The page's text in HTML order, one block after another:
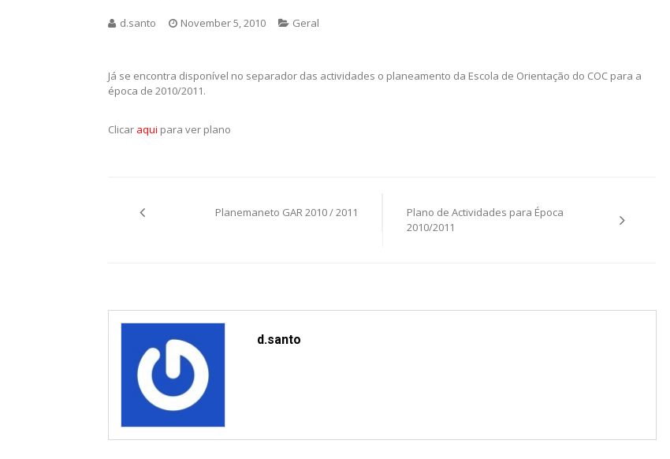
d.santo November 5, 2010 Geral
Já se encontra disponível no separador das actividades o planeamento da Escola de Orientação do COC para a
época de 2010/2011.
Clicar aqui para ver plano
navigationPlanemaneto GAR 2010 / 2011
Plano de Actividades para Época
2010/2011
d.santo